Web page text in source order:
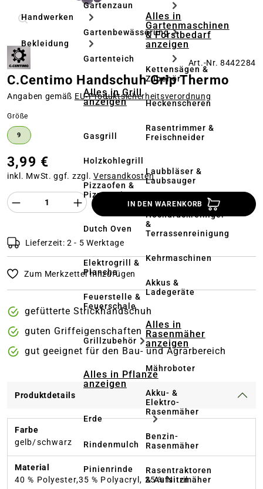
Handwerken
Bekleidung
Gartenzaun
Gartenbewässerung
Gartenteich
Alles in Grill
anzeigen
Gasgrill
Holzkohlegrill
Pizzaofen &
Pizzastein
Dutch Oven
Elektrogrill &
Plancha
Feuerstelle &
Feuerschale
Grillzubehör
Alles in Pflanze
anzeigen
Erde
Rindenmulch
Pinienrinde
Alles in
Gartenmaschinen
& Forstbedarf
anzeigen
Kettensägen &
Zubehör
Heckenscheren
Rasentrimmer &
Freischneider
Laubbläser &
Laubsauger
Hochdruckreiniger
&
Terrassenreinigung
Kehrmaschinen
Akkus &
Ladegeräte
Alles in
Rasenmäher
anzeigen
Mähroboter
Akku- &
Elektro-
Rasenmäher
Benzin-
Rasenmäher
Rasentraktoren
& Aufsitzmäher
Art.-Nr. 8442284
C.Centimo Handschuh Grip Thermo
Angaben gemäß EU‑Produktsicherheitsverordnung
Größe
9
3,99 €
inkl. MwSt. ggf. zzgl.Versandkosten
Produkt Anzahl des Produktes
IN DEN WARENKORB
Lieferzeit: 2 - 5 Werktage
Zum Merkzettel hinzufügen
gefütterte Strickhandschuh
guten Griffeigenschaften
gut geeignet für den Bau- und Agrarbereich
Produktdetails
Farbe
gelb/schwarz
Material
40 % Polyester,35 % Polyacryl, 25 % Nitril